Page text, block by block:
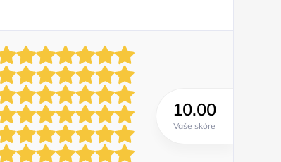
10.00
Vaše skóre